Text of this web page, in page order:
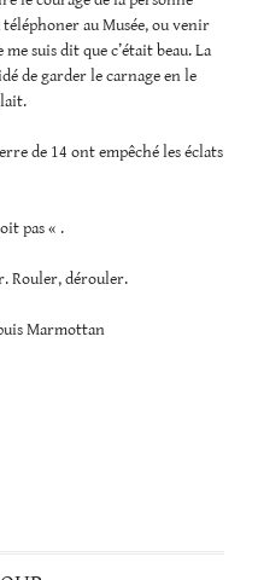
téléphoner au Musée, ou venir
suis dit que c’était beau. La
de garder le carnage en le
de 14 ont empêché les éclats
pas « .
Rouler, dérouler.
Marmottan